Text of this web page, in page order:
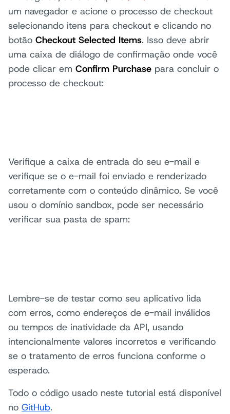
um navegador e acione o processo de checkout
selecionando itens para checkout e clicando no
botão Checkout Selected Items. Isso deve abrir
uma caixa de diálogo de confirmação onde você
pode clicar em Confirm Purchase para concluir o
processo de checkout:
Verifique a caixa de entrada do seu e-mail e
verifique se o e-mail foi enviado e renderizado
corretamente com o conteúdo dinâmico. Se você
usou o domínio sandbox, pode ser necessário
verificar sua pasta de spam:
Lembre-se de testar como seu aplicativo lida
com erros, como endereços de e-mail inválidos
ou tempos de inatividade da API, usando
intencionalmente valores incorretos e verificando
se o tratamento de erros funciona conforme o
esperado.
Todo o código usado neste tutorial está disponível
no GitHub.